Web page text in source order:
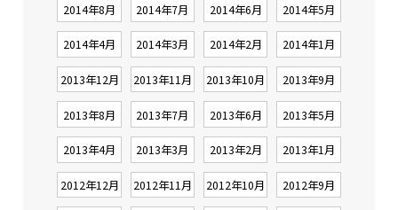
2014年8月 2014年7月 2014年6月 2014年5月
2014年4月 2014年3月 2014年2月 2014年1月
2013年12月 2013年11月 2013年10月 2013年9月
2013年8月 2013年7月 2013年6月 2013年5月
2013年4月 2013年3月 2013年2月 2013年1月
2012年12月 2012年11月 2012年10月 2012年9月